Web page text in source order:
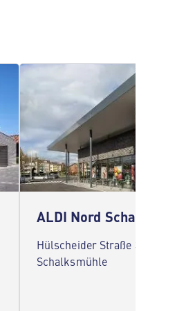
ALDI Nord Schalksmühle
Hülscheider Straße 31 58579
Schalksmühle